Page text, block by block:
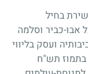
בחיל
אבו-כביר וסלמה
ועסק בליווי
בתמוז תש"ח